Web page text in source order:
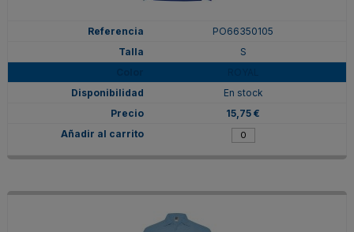
PO66350105
S
En stock
15,75 €